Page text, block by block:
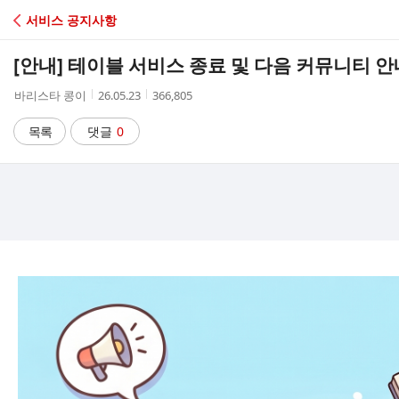
C
A
서비스 공지사항
[안내] 테이블 서비스 종료 및 다음 커뮤니티 안
작
자
바리스타 콩이
작
시
간
26.05.23
조
366,805
목록 댓글 0